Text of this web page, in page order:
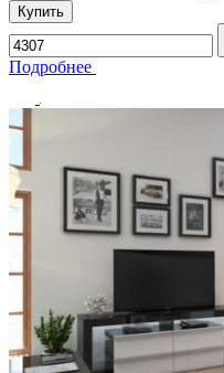
Купить
Подробнее